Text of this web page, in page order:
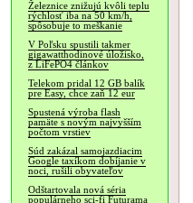
Železnice znižujú kvôli teplu
rýchlosť iba na 50 km/h,
spôsobuje to meškanie
V Poľsku spustili takmer
gigawatthodinové úložisko,
z LiFePO4 článkov
Telekom pridal 12 GB balík
pre Easy, chce zaň 12 eur
Spustená výroba flash
pamäte s novým najvyšším
počtom vrstiev
Súd zakázal samojazdiacim
Google taxíkom dobíjanie v
noci, rušili obyvateľov
Odštartovala nová séria
populárneho sci-fi Futurama